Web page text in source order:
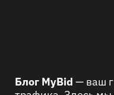
Блог MyBid — ваш